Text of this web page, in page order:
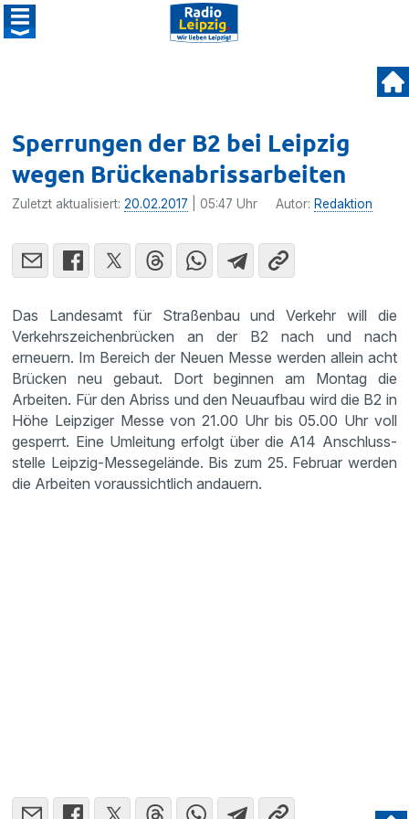
Sperrungen der B2 bei Leipzig
wegen Brückenab­riss­arbeiten
Zuletzt aktualisiert:20.02.2017 | 05:47 Uhr Autor: Redaktion
Das Landesamt für Straßenbau und Verkehr will die
Verkehrs­zei­chen­brü­cken an der B2 nach und nach
erneuern. Im Bereich der Neuen Messe werden allein acht
Brücken neu gebaut. Dort beginnen am Montag die
Arbeiten. Für den Abriss und den Neuaufbau wird die B2 in
Höhe Leipziger Messe von 21.00 Uhr bis 05.00 Uhr voll
gesperrt. Eine Umlei­tung erfolgt über die A14 Anschluss­
stelle Leipzig-Messe­ge­lände. Bis zum 25. Februar werden
die Arbeiten voraus­sicht­lich andauern.